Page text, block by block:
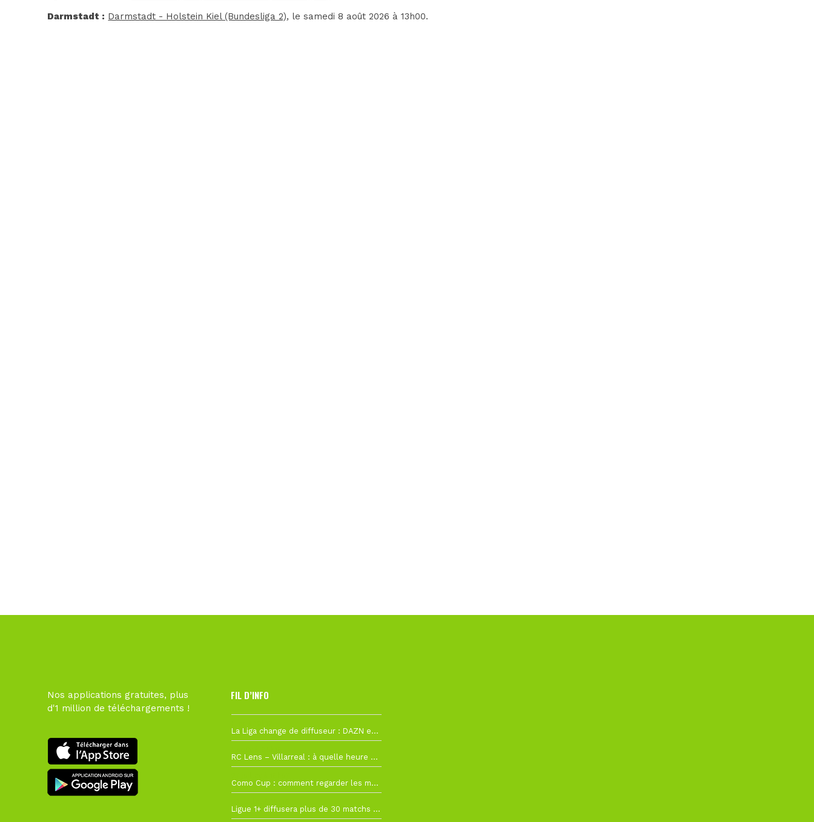
Darmstadt : Darmstadt - Holstein Kiel (Bundesliga 2), le samedi 8 août 2026 à 13h00.
Nos applications gratuites, plus
d'1 million de téléchargements !
FIL D’INFO
La Liga change de diffuseur : DAZN et Disney+ remplacent beIN Sports !
RC Lens – Villarreal : à quelle heure et sur quelle chaîne voir la finale de la Como Cup ?
Como Cup : comment regarder les matchs du RC Lens en direct ?
Ligue 1+ diffusera plus de 30 matchs amicaux avant la reprise de la Ligue 1